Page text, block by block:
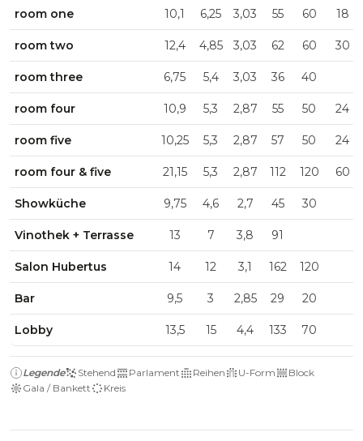
room one 10,1 6,25 3,03 55 60 18
room two 12,4 4,85 3,03 62 60 30
room three 6,75 5,4 3,03 36 40
room four 10,9 5,3 2,87 55 50 24
room five 10,25 5,3 2,87 57 50 24
room four & five 21,15 5,3 2,87 112 120 60
Showküche 9,75 4,6 2,7 45 30
Vinothek + Terrasse 13 7 3,8 91
Salon Hubertus 14 12 3,1 162 120
Bar 9,5 3 2,85 29 20
Lobby 13,5 15 4,4 133 70
Legende Stehend Parlament Reihen U-Form
Block
Gala / Bankett
Kreis